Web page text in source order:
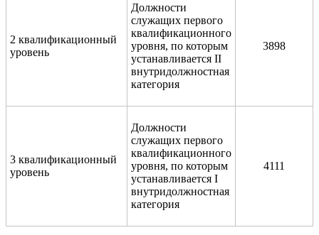
2 квалификационный
уровень
Должности
служащих первого
квалификационного
уровня, по которым
устанавливается II
внутридолжностная
категория
3898
3 квалификационный
уровень
Должности
служащих первого
квалификационного
уровня, по которым
устанавливается I
внутридолжностная
категория
4111